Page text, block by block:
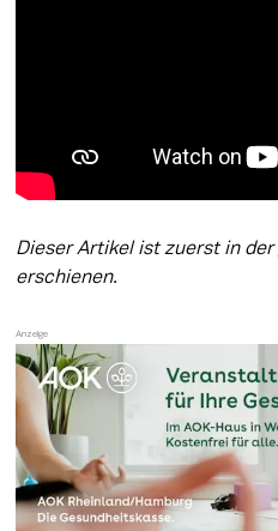
Dieser Artikel ist zuerst in der
erschienen.